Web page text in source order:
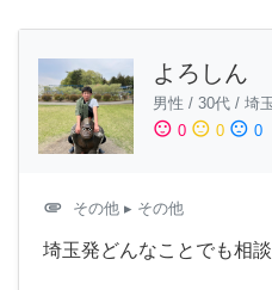
よろしん
男性 / 30代 / 埼
sentiment_satisfied 0 sentiment_neutral 0 sentiment_dissatisfied 0
attachment その他 ▸ その他
埼玉発どんなことでも相談